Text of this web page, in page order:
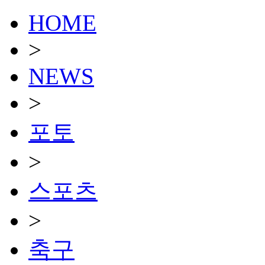
HOME
>
NEWS
>
포토
>
스포츠
>
축구